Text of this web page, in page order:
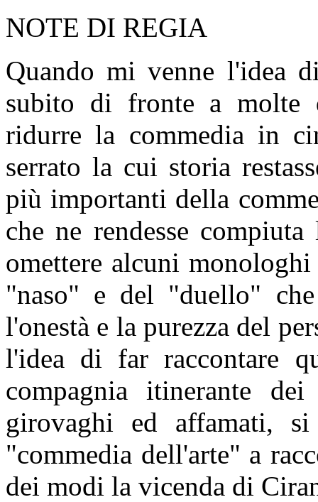
NOTE DI REGIA
Quando mi venne l'idea
subito di fronte a molte
ridurre la commedia in
serrato la cui storia
più importanti della
che ne rendesse
omettere alcuni
"naso" e del "duello"
l'onestà e la purezza del
l'idea di far raccontare
compagnia itinerante
girovaghi ed affamati,
"commedia dell'arte" a
dei modi la vicenda di